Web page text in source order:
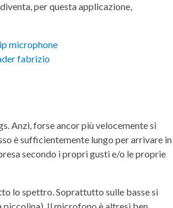
per questa applicazione,
Anzi, forse ancor più velocemente si
è sufficientemente lungo per arrivare in
secondo i propri gusti e/o le proprie
lo spettro. Soprattutto sulle basse si